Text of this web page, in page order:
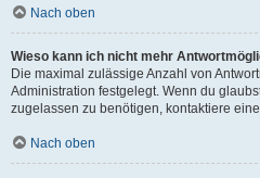
Nach oben
Wieso kann ich nicht mehr
Die maximal zulässige Anzahl von
Administration festgelegt. Wenn du
zugelassen zu benötigen, kontaktiere
Nach oben